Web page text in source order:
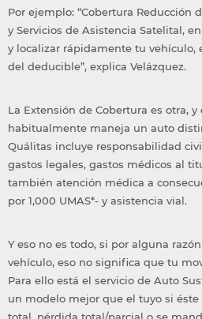
Por ejemplo: “Cobertura Reducción
y Servicios de Asistencia Satelital,
y localizar rápidamente tu
del deducible”, explica Velázquez.
La Extensión de Cobertura es otra,
habitualmente maneja un auto
Quálitas incluye responsabilidad
gastos legales, gastos médicos al
también atención médica a
por 1,000 UMAS*- y asistencia vial.
Y eso no es todo, si por alguna
vehículo, eso no significa que tu
Para ello está el servicio de Auto
un modelo mejor que el tuyo si